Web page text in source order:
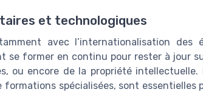
et technologiques
avec l’internationalisation des
se former en continu pour rester à jour
ou encore de la propriété intellectuelle.
formations spécialisées, sont essentielles